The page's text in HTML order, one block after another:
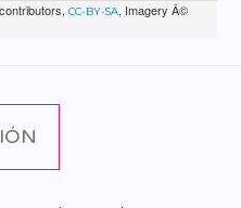
contributors,CC-BY-SA, Imagery Â©